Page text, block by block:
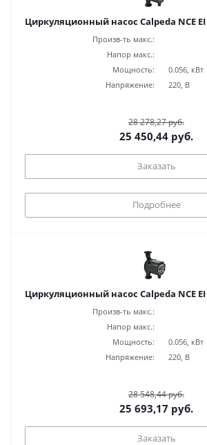
Циркуляционный насос Calpeda NCE EI
Произв-ть макс.:
Напор макс.:
Мощность:
0.056, кВт
Напряжение:
220, В
28 278,27 руб.
25 450,44 руб.
Заказать
Подробнее
Циркуляционный насос Calpeda NCE EI
Произв-ть макс.:
Напор макс.:
Мощность:
0.056, кВт
Напряжение:
220, В
28 548,44 руб.
25 693,17 руб.
Заказать